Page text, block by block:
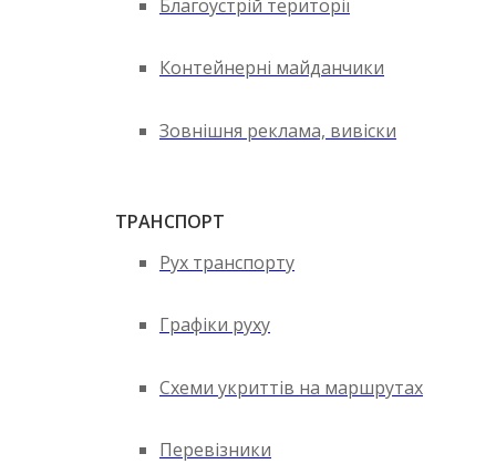
Благоустрій території
Контейнерні майданчики
Зовнішня реклама, вивіски
ТРАНСПОРТ
Рух транспорту
Графіки руху
Схеми укриттів на маршрутах
Перевізники